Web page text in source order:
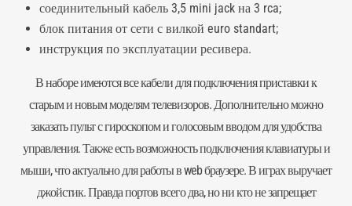
соединительный кабель 3,5 mini jack на 3 rca;
блок питания от сети с вилкой euro standart;
инструкция по эксплуатации ресивера.
В наборе имеются все кабели для подключения приставки к
старым и новым моделям телевизоров. Дополнительно можно
заказать пульт с гироскопом и голосовым вводом для удобства
управления. Также есть возможность подключения клавиатуры и
мыши, что актуально для работы в web браузере. В играх выручает
джойстик. Правда портов всего два, но ни кто не запрещает